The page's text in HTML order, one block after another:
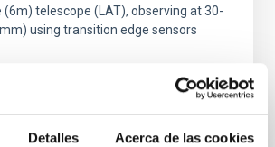
Detalles Acerca de las cookies
(6m) telescope (LAT), observing at 30-
using transition edge sensors
London